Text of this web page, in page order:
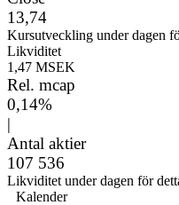
13,74
Kursutveckling under dagen
Likviditet
1,47 MSEK
Rel. mcap
0,14%
|
Antal aktier
107 536
Likviditet under dagen för
Kalender